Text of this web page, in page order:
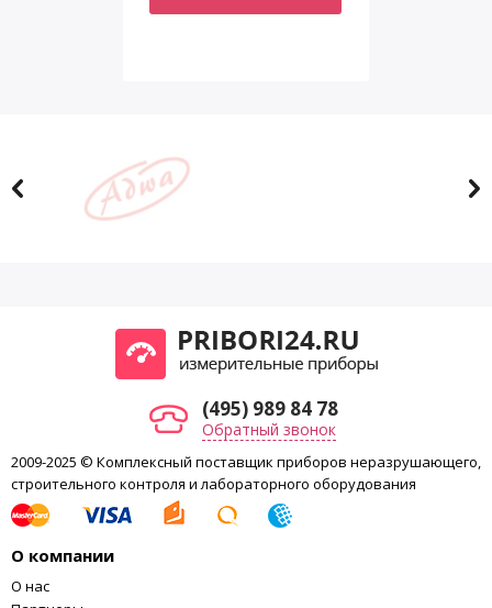
(495) 989 84 78
Обратный звонок
2009-2025 © Комплексный поставщик приборов неразрушающего,
строительного контроля и лабораторного оборудования
О компании
О нас